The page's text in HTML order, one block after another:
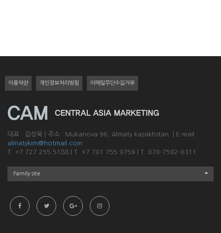
이용약관 개인정보처리방침 이메일무단수집거부
대표 : 김상욱 주소 : Mukanova 96, Almaty kazakhstan.
E-mail :
almatykim@hotmail.com
T. +7 727 255 5188
T. +7 701 755 9759 T. 070-7592-0311
Family site